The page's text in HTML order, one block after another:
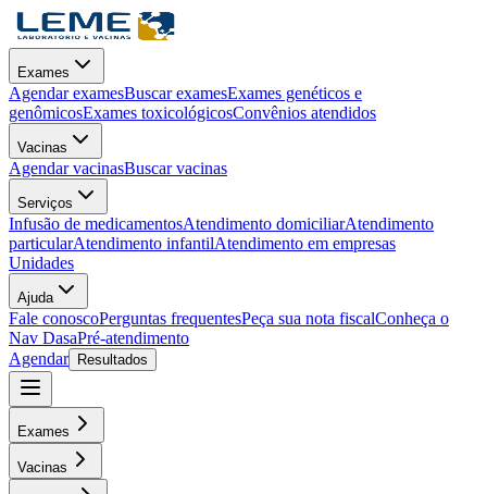
Exames
Agendar examesBuscar examesExames genéticos e
genômicosExames toxicológicosConvênios atendidos
Vacinas
Agendar vacinasBuscar vacinas
Serviços
Infusão de medicamentosAtendimento domiciliarAtendimento
particularAtendimento infantilAtendimento em empresas
Unidades
Ajuda
Fale conoscoPerguntas frequentesPeça sua nota fiscalConheça o
Nav DasaPré-atendimento
Agendar
Resultados
Exames
Vacinas